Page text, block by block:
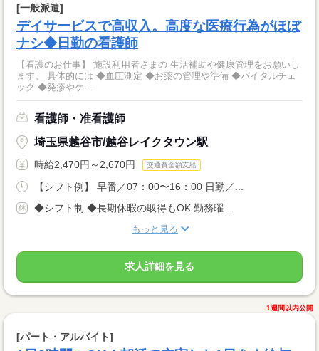
[一般派遣]
デイサービスで高収入。高度な医療行為がほぼ
ナシ◆日勤の看護師
【看護のお仕事】 施設利用者さまの 生活補助や健康管理をお願いし
ます。 具体的には ◆血圧測定 ◆お薬の管理や準備 ◆バイタルチェ
ック ◆発疹やケ...
看護師・准看護師
埼玉県越谷市/越谷レイクタウン駅
時給2,470円～2,670円 交通費全額支給
【シフト例】 早番／07：00〜16：00 日勤／...
◆シフト制 ◆長期休暇の取得もOK 勤務曜...
もっと見る
求人詳細を見る
1週間以内公開
[パート・アルバイト]